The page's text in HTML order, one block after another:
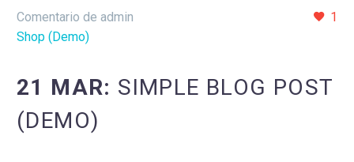
1
Comentario de admin
Shop (Demo)
21 MAR: SIMPLE BLOG POST
(DEMO)